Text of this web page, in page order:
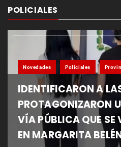
POLICIALES
Novedades Policiales
IDENTIFICARON A
PROTAGONIZARON
VÍA PÚBLICA QUE SE
EN MARGARITA